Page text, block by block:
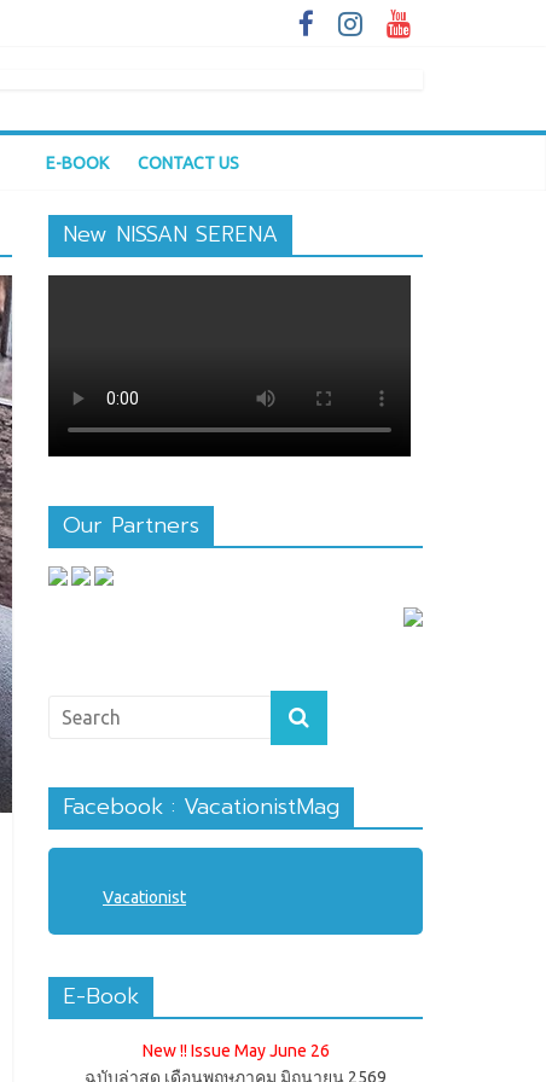
E-BOOK CONTACT US
New NISSAN SERENA
Our Partners
Facebook : VacationistMag
Vacationist
E-Book
New !! Issue May June 26
ฉบับล่าสุด เดือนพฤษภาคม มิถุนายน 2569